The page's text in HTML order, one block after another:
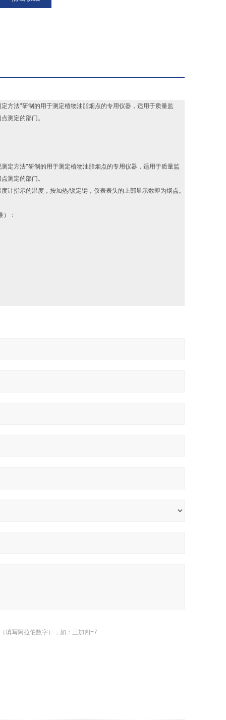
方法"研制的用于测定植物油脂烟点的专用仪器，适用于质量监
测定的部门。
定方法"研制的用于测定植物油脂烟点的专用仪器，适用于质量监
测定的部门。
指示的温度，按加热/锁定键，仪表表头的上部显示数即为烟点。
）：
填写阿拉伯数字），如：三加四=7